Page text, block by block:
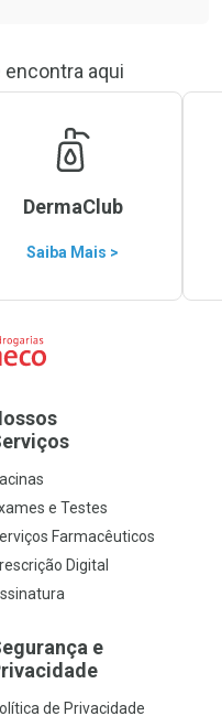
aqui
DermaClub
Saiba Mais >
e Testes
Farmacêuticos
Digital
e
de Privacidade